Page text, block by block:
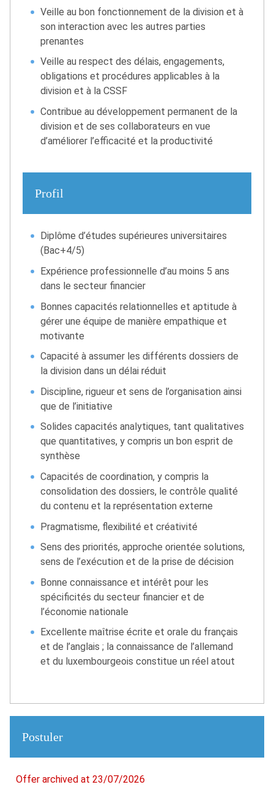
Veille au bon fonctionnement de la division et à
son interaction avec les autres parties
prenantes
Veille au respect des délais, engagements,
obligations et procédures applicables à la
division et à la CSSF
Contribue au développement permanent de la
division et de ses collaborateurs en vue
d’améliorer l’efficacité et la productivité
Profil
Diplôme d’études supérieures universitaires
(Bac+4/5)
Expérience professionnelle d’au moins 5 ans
dans le secteur financier
Bonnes capacités relationnelles et aptitude à
gérer une équipe de manière empathique et
motivante
Capacité à assumer les différents dossiers de
la division dans un délai réduit
Discipline, rigueur et sens de l’organisation ainsi
que de l’initiative
Solides capacités analytiques, tant qualitatives
que quantitatives, y compris un bon esprit de
synthèse
Capacités de coordination, y compris la
consolidation des dossiers, le contrôle qualité
du contenu et la représentation externe
Pragmatisme, flexibilité et créativité
Sens des priorités, approche orientée solutions,
sens de l’exécution et de la prise de décision
Bonne connaissance et intérêt pour les
spécificités du secteur financier et de
l’économie nationale
Excellente maîtrise écrite et orale du français
et de l’anglais ; la connaissance de l’allemand
et du luxembourgeois constitue un réel atout
Postuler
Offer archived at 23/07/2026